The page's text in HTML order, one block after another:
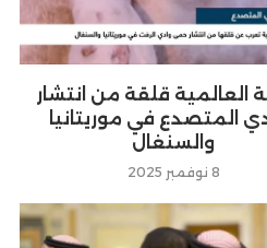
العالمية قلقة من انتشار
المتصدع في موريتانيا
والسنغال
8 نوفمبر 2025